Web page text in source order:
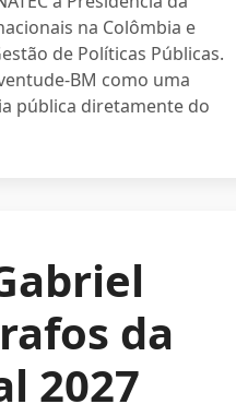
na Colômbia e
de Políticas Públicas.
BM como uma
pública diretamente do
da
2027